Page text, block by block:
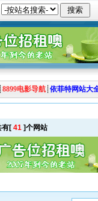
┊ 8899电影导航 ┊ 依菲特网站大
有[ 41 ]个网站